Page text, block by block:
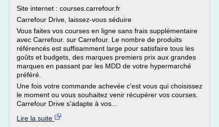
Site internet : courses.carrefour.fr
Carrefour Drive, laissez-vous séduire
Vous faites vos courses en ligne sans frais supplémentaire
avec Carrefour. sur Carrefour. Le nombre de produits
référencés est suffisamment large pour satisfaire tous les
goûts et budgets, des marques premiers prix aux grandes
marques en passant par les MDD de votre hypermarché
préféré.
Une fois votre commande achevée c'est vous qui choisissez
le moment ou vous souhaitez venir récupérer vos courses.
Carrefour Drive s'adapte à vos...
Lire la suite